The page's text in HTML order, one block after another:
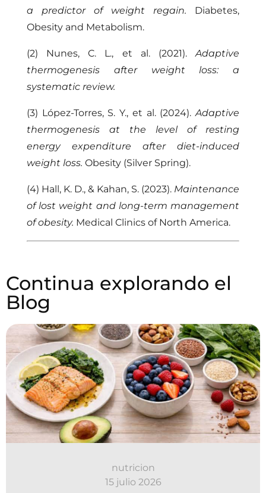
a predictor of weight regain. Diabetes,
Obesity and Metabolism.
(2) Nunes, C. L., et al. (2021).Adaptive
thermogenesis after weight loss: a
systematic review.
(3) López-Torres, S. Y., et al. (2024).Adaptive
thermogenesis at the level of resting
energy expenditure after diet-induced
weight loss. Obesity (Silver Spring).
(4) Hall, K. D., & Kahan, S. (2023). Maintenance
of lost weight and long-term management
of obesity. Medical Clinics of North America.
Continua explorando el
Blog
nutricion
15 julio 2026